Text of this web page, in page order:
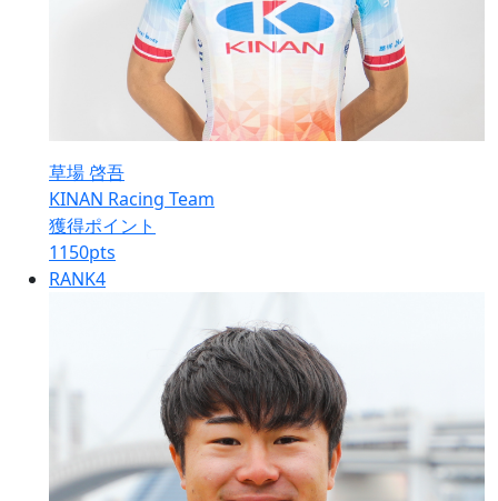
草場 啓吾
KINAN Racing Team
獲得ポイント
1150pts
RANK4